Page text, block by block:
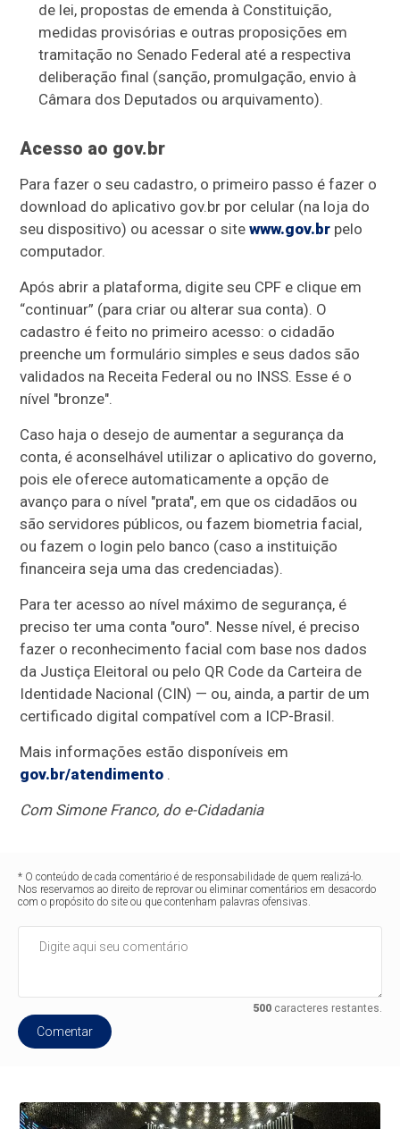
de lei, propostas de emenda à Constituição,
medidas provisórias e outras proposições em
tramitação no Senado Federal até a respectiva
deliberação final (sanção, promulgação, envio à
Câmara dos Deputados ou arquivamento).
Acesso ao gov.br
Para fazer o seu cadastro, o primeiro passo é fazer o
download do aplicativo gov.br por celular (na loja do
seu dispositivo) ou acessar o sitewww.gov.br pelo
computador.
Após abrir a plataforma, digite seu CPF e clique em
“continuar” (para criar ou alterar sua conta). O
cadastro é feito no primeiro acesso: o cidadão
preenche um formulário simples e seus dados são
validados na Receita Federal ou no INSS. Esse é o
nível "bronze".
Caso haja o desejo de aumentar a segurança da
conta, é aconselhável utilizar o aplicativo do governo,
pois ele oferece automaticamente a opção de
avanço para o nível "prata", em que os cidadãos ou
são servidores públicos, ou fazem biometria facial,
ou fazem o login pelo banco (caso a instituição
financeira seja uma das credenciadas).
Para ter acesso ao nível máximo de segurança, é
preciso ter uma conta "ouro". Nesse nível, é preciso
fazer o reconhecimento facial com base nos dados
da Justiça Eleitoral ou pelo QR Code da Carteira de
Identidade Nacional (CIN) — ou, ainda, a partir de um
certificado digital compatível com a ICP-Brasil.
Mais informações estão disponíveis em
gov.br/atendimento .
Com Simone Franco, do e-Cidadania
* O conteúdo de cada comentário é de responsabilidade de quem realizá-lo.
Nos reservamos ao direito de reprovar ou eliminar comentários em desacordo
com o propósito do site ou que contenham palavras ofensivas.
500caracteres restantes.
Comentar